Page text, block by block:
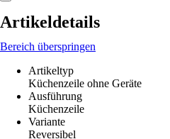
Artikeldetails
Bereich überspringen
Artikeltyp
Küchenzeile ohne Geräte
Ausführung
Küchenzeile
Variante
Reversibel